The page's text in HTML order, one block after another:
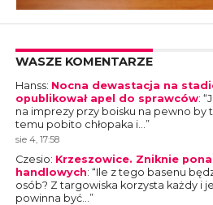
WASZE KOMENTARZE
Hanss: Nocna dewastacja na
opublikował apel do sprawców: “
na imprezy przy boisku na pewno by
temu pobito chłopaka i… ”
sie 4, 17:58
Czesio: Krzeszowice. Zniknie
handlowych: “Ile z tego basenu
osób? Z targowiska korzysta każdy i
powinna być… ”